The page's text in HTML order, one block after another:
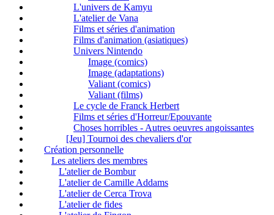
L'univers de Kamyu
L'atelier de Vana
Films et séries d'animation
Films d'animation (asiatiques)
Univers Nintendo
Image (comics)
Image (adaptations)
Valiant (comics)
Valiant (films)
Le cycle de Franck Herbert
Films et séries d'Horreur/Epouvante
Choses horribles - Autres oeuvres angoissantes
[Jeu] Tournoi des chevaliers d'or
Création personnelle
Les ateliers des membres
L'atelier de Bombur
L'atelier de Camille Addams
L'atelier de Cerca Trova
L'atelier de fides